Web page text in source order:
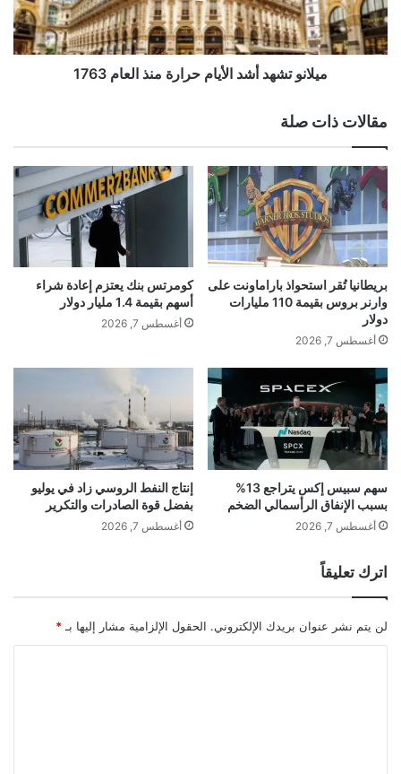
akhabarqatar.com — انضمام ست دول جديدة إلى مجموعة
و
ق
ع
م
ط
ا
ر
ة
ب
و
ج
ن
ت
ش
ه
د
ا
ل
ي
ا
م
ح
ر
ة
ذ
ا
ل
ع
ا
م
1
7
ميلانو تشهد أشد الأيام حرارة منذ العام 1763
مقالات ذات صلة
بريطانيا تُقر استحواذ باراماونت على
وارنر بروس بقيمة 110 مليارات
دولار
أغسطس 7, 2026
كومرتس بنك يعتزم إعادة شراء
أسهم بقيمة 1.4 مليار دولار
أغسطس 7, 2026
سهم سبيس إكس يتراجع 13%
بسبب الإنفاق الرأسمالي الضخم
أغسطس 7, 2026
إنتاج النفط الروسي زاد في يوليو
بفضل قوة الصادرات والتكرير
أغسطس 7, 2026
اترك تعليقاً
لن يتم نشر عنوان بريدك الإلكتروني. الحقول الإلزامية مشار إليها بـ *